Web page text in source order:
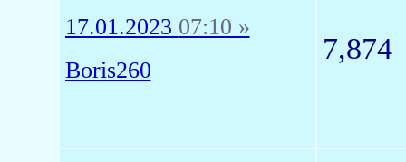
17.01.2023 07:10 »
Boris260
7,874